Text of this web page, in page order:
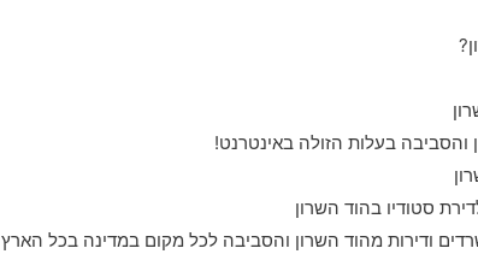
והסביבה בעלות הזולה באינטרנט!
ודירות מהוד השרון והסביבה לכל מקום במדינה בכל הארץ